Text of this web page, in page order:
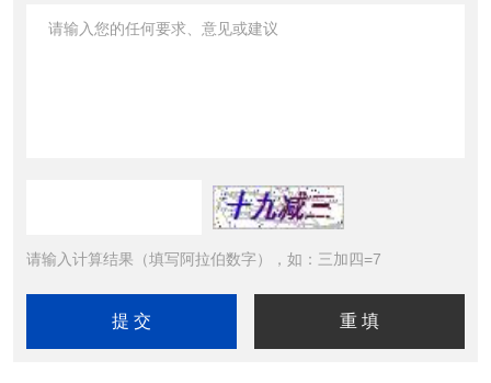
请输入计算结果（填写阿拉伯数字），如：三加四=7